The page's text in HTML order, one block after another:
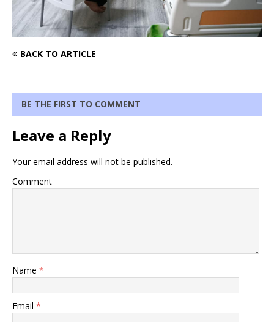
BACK TO ARTICLE
BE THE FIRST TO COMMENT
Leave a Reply
Your email address will not be published.
Comment
Name *
Email *